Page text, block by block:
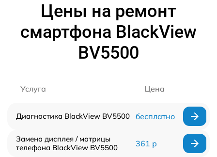
Цены на ремонт
смартфона BlackView
BV5500
Услуга Цена
Диагностика BlackView BV5500 бесплатно
Замена дисплея / матрицы
телефона BlackView BV5500
361 р